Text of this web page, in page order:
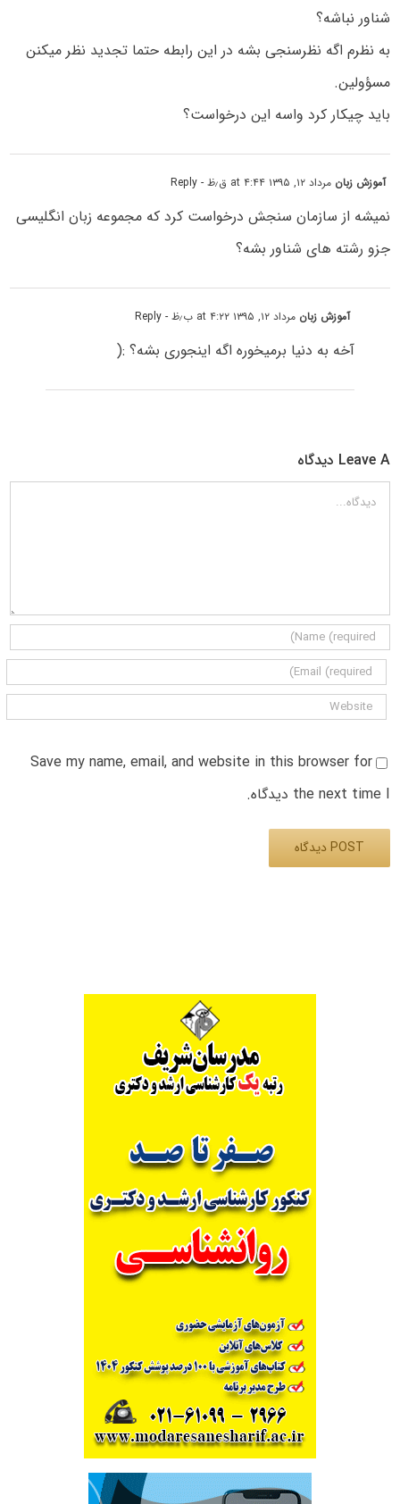
شناور نباشه؟
به نظرم اگه نظرسنجی بشه در این رابطه حتما تجدید نظر میکنن
مسؤولین.
باید چیکار کرد واسه این درخواست؟
آموزش زبان مرداد ۱۲, ۱۳۹۵ at ۴:۴۴ ق٫ظ - Reply
نمیشه از سازمان سنجش درخواست کرد که مجموعه زبان انگلیسی
جزو رشته های شناور بشه؟
آموزش زبان مرداد ۱۲, ۱۳۹۵ at ۴:۲۲ ب٫ظ - Reply
آخه به دنیا برمیخوره اگه اینجوری بشه؟ :(
Leave A دیدگاه
دیدگاه
Save my name, email, and website in this browser for
the next time I دیدگاه.